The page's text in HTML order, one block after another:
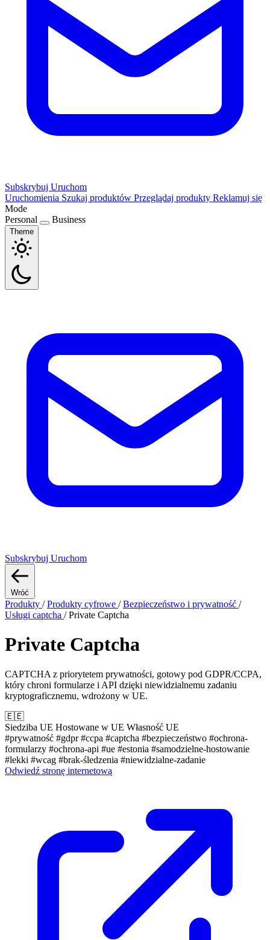
Subskrybuj Uruchom
Uruchomienia Szukaj produktów Przeglądaj produkty Reklamuj się
Mode
Personal
Business
Theme
Subskrybuj Uruchom
Wróć
Produkty / Produkty cyfrowe / Bezpieczeństwo i prywatność /
Usługi captcha / Private Captcha
Private Captcha
CAPTCHA z priorytetem prywatności, gotowy pod GDPR/CCPA,
który chroni formularze i API dzięki niewidzialnemu zadaniu
kryptograficznemu, wdrożony w UE.
🇪🇪
Siedziba UE Hostowane w UE Własność UE
#prywatność #gdpr#ccpa #captcha #bezpieczeństwo #ochrona-
formularzy #ochrona-api #ue #estonia #samodzielne-hostowanie
#lekki #wcag #brak-śledzenia #niewidzialne-zadanie
Odwiedź stronę internetową